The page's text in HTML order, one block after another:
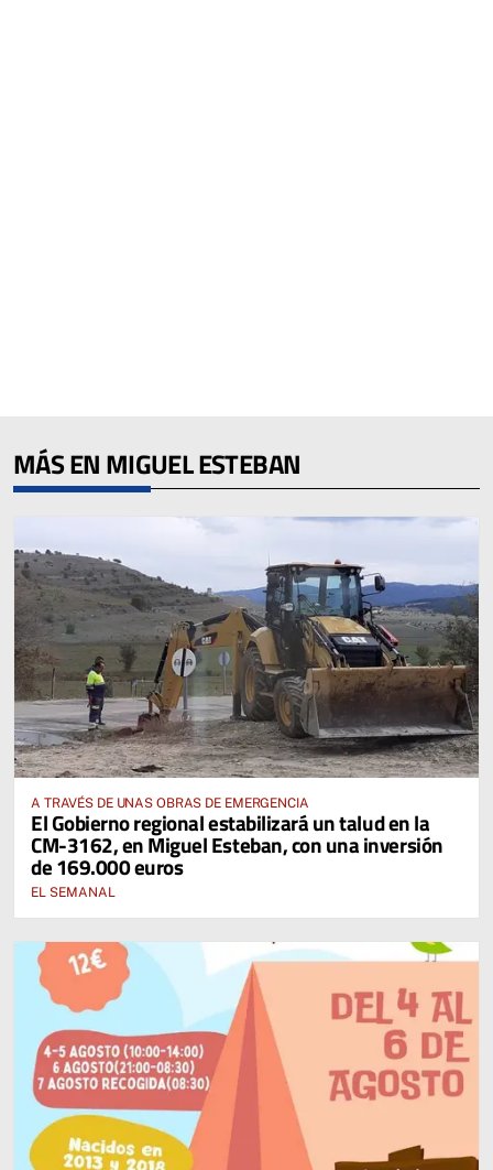
MÁS EN MIGUEL ESTEBAN
A TRAVÉS DE UNAS OBRAS DE EMERGENCIA
El Gobierno regional estabilizará un talud en la
CM-3162, en Miguel Esteban, con una inversión
de 169.000 euros
EL SEMANAL